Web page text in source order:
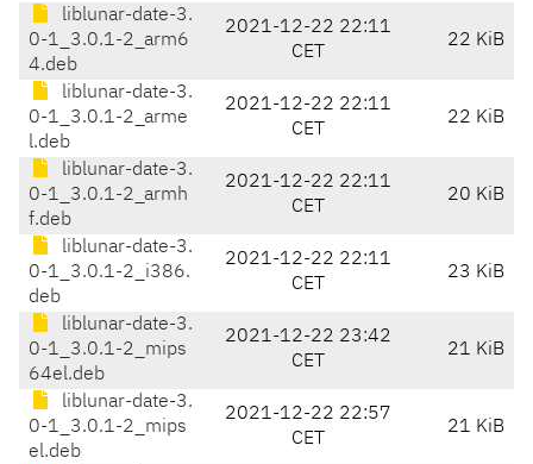
liblunar-date-3.
0-1_3.0.1-2_arm6
4.deb
2021-12-22 22:11
CET
22 KiB
liblunar-date-3.
0-1_3.0.1-2_arme
l.deb
2021-12-22 22:11
CET
22 KiB
liblunar-date-3.
0-1_3.0.1-2_armh
f.deb
2021-12-22 22:11
CET
20 KiB
liblunar-date-3.
0-1_3.0.1-2_i386.
deb
2021-12-22 22:11
CET
23 KiB
liblunar-date-3.
0-1_3.0.1-2_mips
64el.deb
2021-12-22 23:42
CET
21 KiB
liblunar-date-3.
0-1_3.0.1-2_mips
el.deb
2021-12-22 22:57
CET
21 KiB